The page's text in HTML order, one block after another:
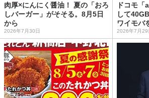
肉厚×にんにく醤油！ 夏の「おろ
しバーガー」がそそる。8月5日
から
2026年7月30日
ドコモ
して
ワイモバ
2026年7月29